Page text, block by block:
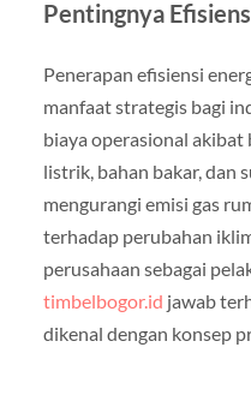
Pentingnya
Penerapan efisiensi
manfaat strategis bagi
biaya operasional
listrik, bahan bakar, dan
mengurangi emisi gas
terhadap perubahan
perusahaan sebagai
timbelbogor.id jawab
dikenal dengan konsep